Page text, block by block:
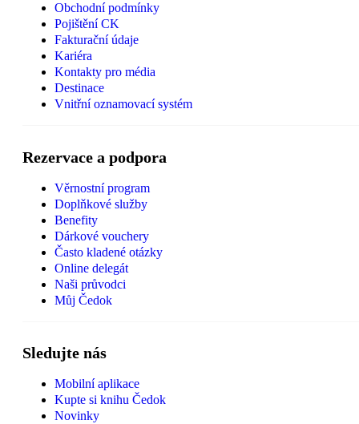
Obchodní podmínky
Pojištění CK
Fakturační údaje
Kariéra
Kontakty pro média
Destinace
Vnitřní oznamovací systém
Rezervace a podpora
Věrnostní program
Doplňkové služby
Benefity
Dárkové vouchery
Často kladené otázky
Online delegát
Naši průvodci
Můj Čedok
Sledujte nás
Mobilní aplikace
Kupte si knihu Čedok
Novinky